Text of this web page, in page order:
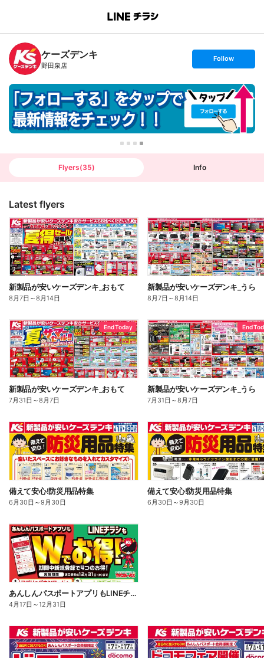
B
n
c
h
T
ケーズデンキ
野田泉店
s
t
o
l
l
o
w
Follow
Flyers(35) Info
Latest flyers
新製品が安いケーズデンキ_おもて
8月7日 ～8月14日
新製品が安いケーズデンキ_うら
8月7日 ～8月14日
End Today
新製品が安いケーズデンキ_おもて
7月31日 ～8月7日
End
新製品が安いケーズデンキ_うら
7月31日 ～8月7日
備えて安心!防災用品特集
6月30日 ～9月30日
備えて安心!防災用品特集
6月30日 ～9月30日
あんしんパスポートアプリもLINEチラシもWでお得!
4月17日 ～12月31日